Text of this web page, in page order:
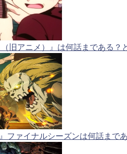
（旧アニメ）』は何話まである？
ファイナルシーズンは何話まで